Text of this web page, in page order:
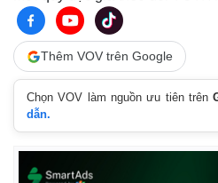
Thêm VOV trên Google
Chọn VOV làm nguồn ưu tiên trên
dẫn.